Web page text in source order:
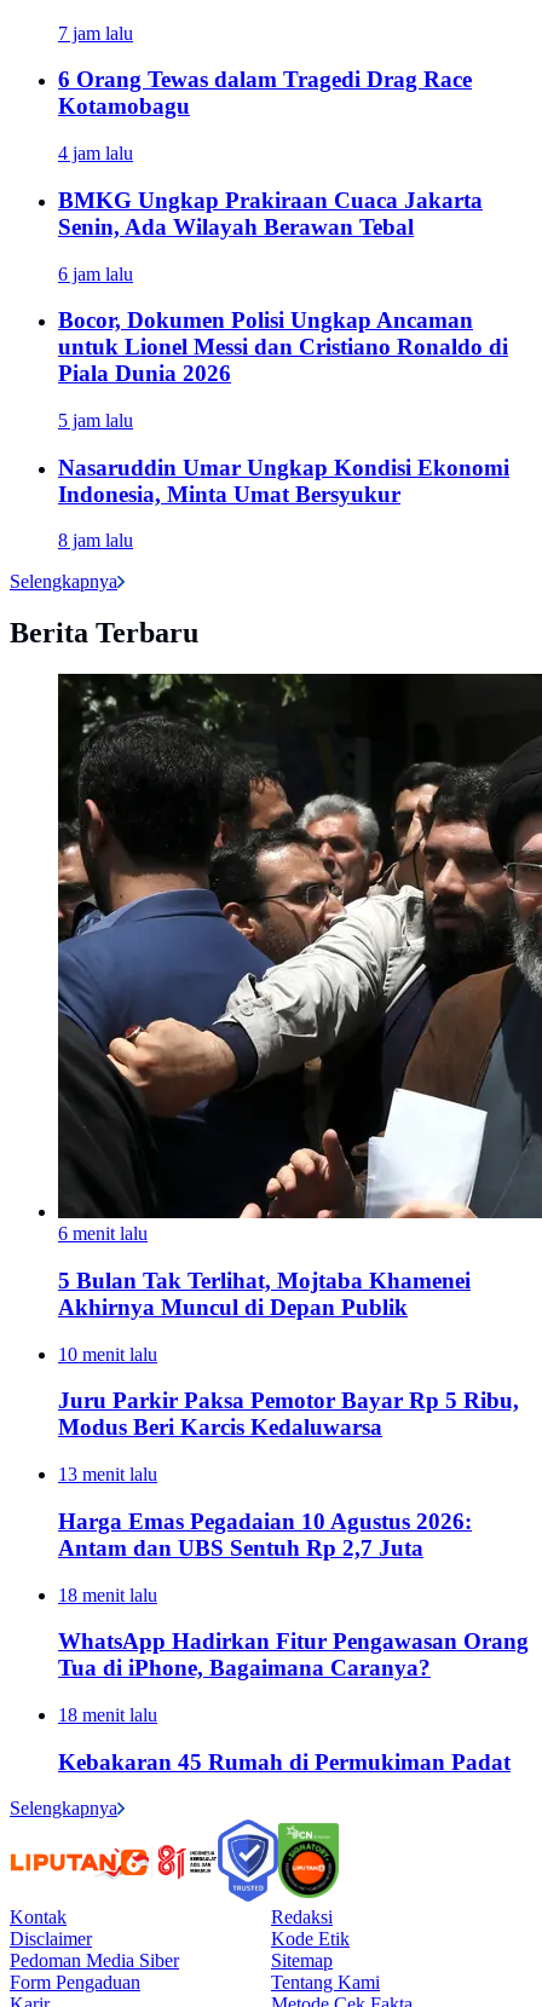
7 jam lalu
6 Orang Tewas dalam Tragedi Drag Race
Kotamobagu
4 jam lalu
BMKG Ungkap Prakiraan Cuaca Jakarta
Senin, Ada Wilayah Berawan Tebal
6 jam lalu
Bocor, Dokumen Polisi Ungkap Ancaman
untuk Lionel Messi dan Cristiano Ronaldo di
Piala Dunia 2026
5 jam lalu
Nasaruddin Umar Ungkap Kondisi Ekonomi
Indonesia, Minta Umat Bersyukur
8 jam lalu
Selengkapnya
Berita Terbaru
6 menit lalu
5 Bulan Tak Terlihat, Mojtaba Khamenei
Akhirnya Muncul di Depan Publik
10 menit lalu
Juru Parkir Paksa Pemotor Bayar Rp 5 Ribu,
Modus Beri Karcis Kedaluwarsa
13 menit lalu
Harga Emas Pegadaian 10 Agustus 2026:
Antam dan UBS Sentuh Rp 2,7 Juta
18 menit lalu
WhatsApp Hadirkan Fitur Pengawasan Orang
Tua di iPhone, Bagaimana Caranya?
18 menit lalu
Kebakaran 45 Rumah di Permukiman Padat
Selengkapnya
Kontak
Redaksi
Disclaimer
Kode Etik
Pedoman Media Siber
Sitemap
Form Pengaduan
Tentang Kami